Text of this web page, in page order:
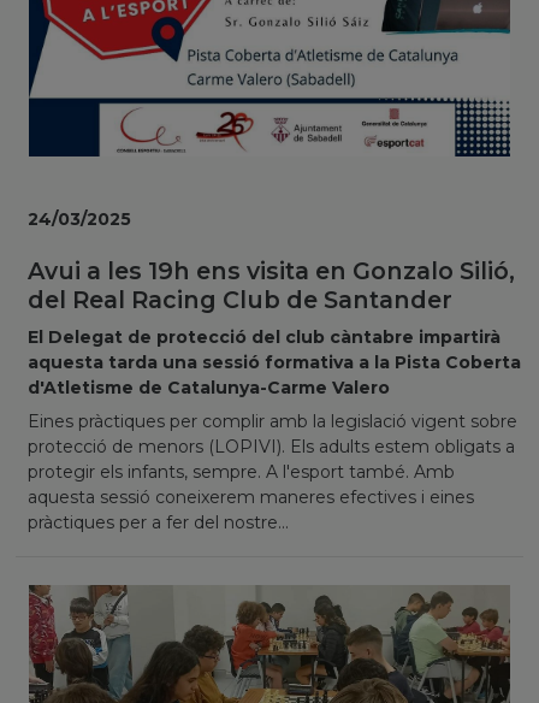
Avui a les 19h ens visita en Gonzalo Silió,
del Real Racing Club de Santander
El Delegat de protecció del club càntabre impartirà
aquesta tarda una sessió formativa a la Pista Coberta
d'Atletisme de Catalunya-Carme Valero
Eines pràctiques per complir amb la legislació vigent sobre
protecció de menors (LOPIVI). Els adults estem obligats a
protegir els infants, sempre. A l'esport també. Amb
aquesta sessió coneixerem maneres efectives i eines
pràctiques per a fer del nostre...
24/03/2025